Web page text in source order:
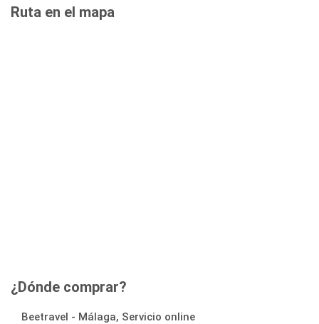
Ruta en el mapa
¿Dónde comprar?
Beetravel - Málaga, Servicio online